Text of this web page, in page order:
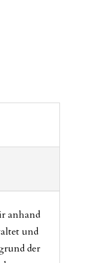
anhand
und
der